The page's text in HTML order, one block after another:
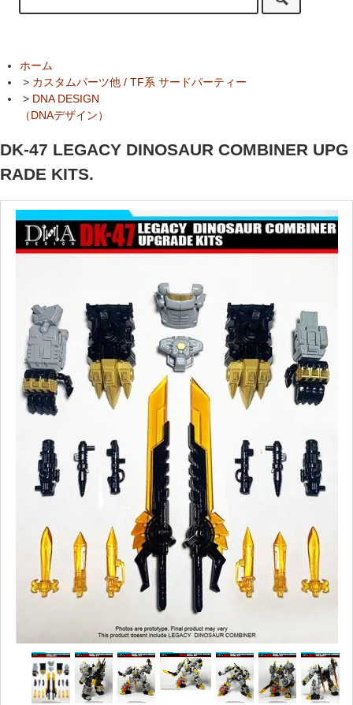
ホーム
> カスタムパーツ他 / TF系 サードパーティー
> DNA DESIGN
（DNAデザイン）
DK-47 LEGACY DINOSAUR COMBINER UPG
RADE KITS.